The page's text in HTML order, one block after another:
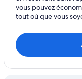
vous pouvez
tout où que vous